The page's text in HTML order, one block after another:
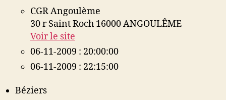
CGR Angoulème
30 r Saint Roch 16000 ANGOULÊME
Voir le site
06-11-2009 : 20:00:00
06-11-2009 : 22:15:00
Béziers